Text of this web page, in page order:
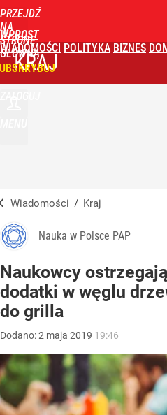
PRZEJDŹ
NA
STRONĘ
GŁÓWNĄ
WPROST
WIADOMOŚCI POLITYKA BIZNES
KRAJ
Wiadomości / Kraj
Nauka w Polsce PAP
Naukowcy
dodatki w węglu
do grilla
Dodano:2 maja 2019 19:46